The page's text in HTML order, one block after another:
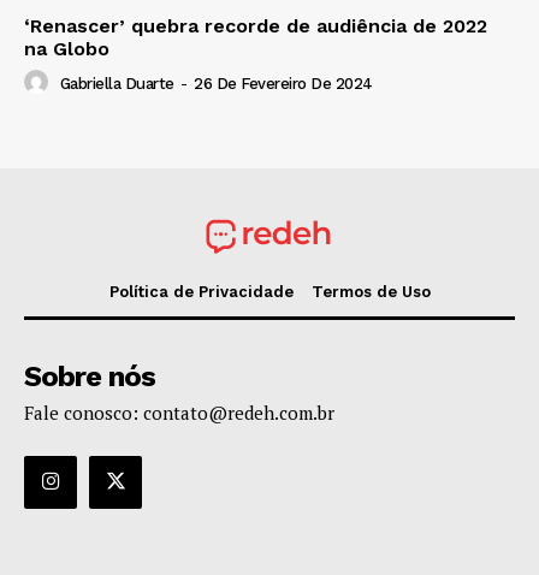
‘Renascer’ quebra recorde de audiência de 2022
na Globo
Gabriella Duarte - 26 De Fevereiro De 2024
Política de Privacidade Termos de Uso
Sobre nós
Fale conosco: contato@redeh.com.br